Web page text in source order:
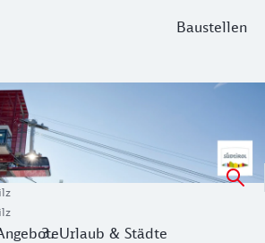
Baustellen
mediterranes &
alpin und mediterran zugleich
gehören noch 3 weitere
bietet für jeden etwas:
Urlaub & Städte